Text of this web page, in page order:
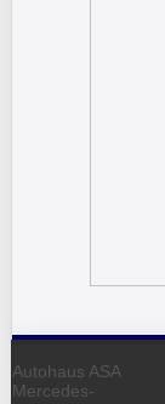
Autohaus ASA
Mercedes-